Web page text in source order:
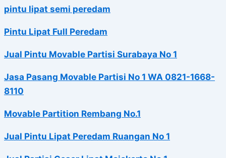
pintu lipat semi peredam
Pintu Lipat Full Peredam
Jual Pintu Movable Partisi Surabaya No 1
Jasa Pasang Movable Partisi No 1 WA 0821-1668-
8110
Movable Partition Rembang No.1
Jual Pintu Lipat Peredam Ruangan No 1